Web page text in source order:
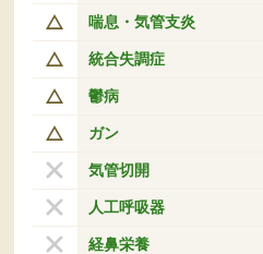
喘息・気管支炎
統合失調症
鬱病
ガン
気管切開
人工呼吸器
経鼻栄養